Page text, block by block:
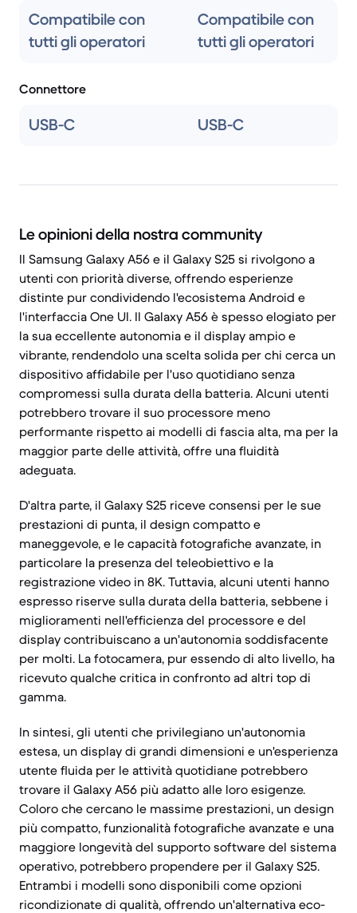
Compatibile con
tutti gli operatori
Compatibile con
tutti gli operatori
Connettore
USB-C USB-C
Le opinioni della nostra community
Il Samsung Galaxy A56 e il Galaxy S25 si rivolgono a
utenti con priorità diverse, offrendo esperienze
distinte pur condividendo l'ecosistema Android e
l'interfaccia One UI. Il Galaxy A56 è spesso elogiato per
la sua eccellente autonomia e il display ampio e
vibrante, rendendolo una scelta solida per chi cerca un
dispositivo affidabile per l'uso quotidiano senza
compromessi sulla durata della batteria. Alcuni utenti
potrebbero trovare il suo processore meno
performante rispetto ai modelli di fascia alta, ma per la
maggior parte delle attività, offre una fluidità
adeguata.
D'altra parte, il Galaxy S25 riceve consensi per le sue
prestazioni di punta, il design compatto e
maneggevole, e le capacità fotografiche avanzate, in
particolare la presenza del teleobiettivo e la
registrazione video in 8K. Tuttavia, alcuni utenti hanno
espresso riserve sulla durata della batteria, sebbene i
miglioramenti nell'efficienza del processore e del
display contribuiscano a un'autonomia soddisfacente
per molti. La fotocamera, pur essendo di alto livello, ha
ricevuto qualche critica in confronto ad altri top di
gamma.
In sintesi, gli utenti che privilegiano un'autonomia
estesa, un display di grandi dimensioni e un'esperienza
utente fluida per le attività quotidiane potrebbero
trovare il Galaxy A56 più adatto alle loro esigenze.
Coloro che cercano le massime prestazioni, un design
più compatto, funzionalità fotografiche avanzate e una
maggiore longevità del supporto software del sistema
operativo, potrebbero propendere per il Galaxy S25.
Entrambi i modelli sono disponibili come opzioni
ricondizionate di qualità, offrendo un'alternativa eco-